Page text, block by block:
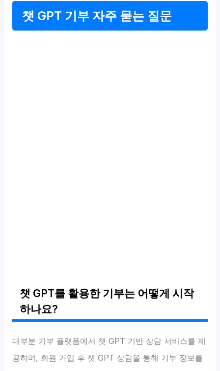
챗 GPT 기부 자주 묻는 질문
챗 GPT를 활용한 기부는 어떻게 시작
하나요?
대부분 기부 플랫폼에서 챗 GPT 기반 상담 서비스를 제
공하며, 회원 가입 후 챗 GPT 상담을 통해 기부 정보를